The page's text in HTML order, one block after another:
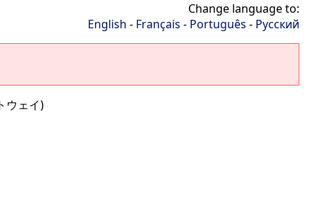
Change language to:
English - Français - Português - Русский
ウェイ)